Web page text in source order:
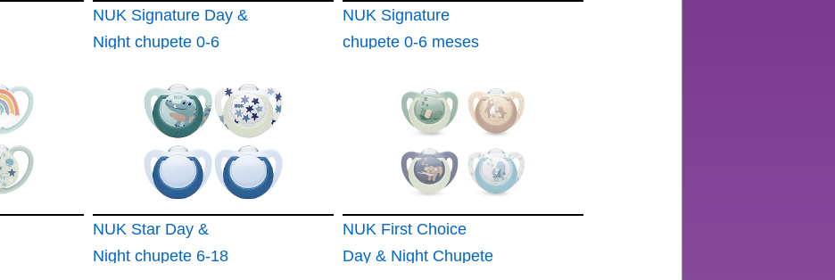
NUK Signature Day &
Night chupete 0-6
de los bebés
Chupetes de silicona
sin BPA en forma de
corazón Brilla en la
oscuridad Estrellas 4
unidades
NUK Signature
chupete 0-6 meses
bebés Chupetes de
silicona sin BPA en
forma de corazón
Incluye funda
unidades
NUK Star Day &
Night chupete 6-18
NUK First Choice
Day & Night Chupete